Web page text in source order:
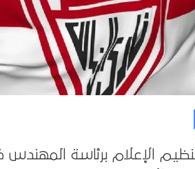
الإعلام برئاسة